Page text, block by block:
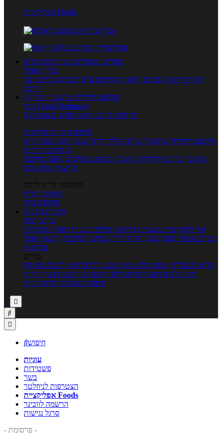
אפליקציית Foods
מוצרים ומאכלים מוצרים ומאכלים
מילון האוכל
תפריטי תזונה ערכים תזונתיים חיפוש ע"פ רכיבים מכילים הכי
הרבה
מחשבון קלוריות מחשבון קלוריות
מנוי FoodsDictionary
5 ימי ניסיון חינם - לחצו לפרטים נוספים
מחשבוני תזונה ובריאות
מחשבון קלוריות מחשבון שריפת קלוריות מחשבון דופק מטרה יחס
מותניים לירכיים
מחשבון BMI
מחשבון צריכת קלוריות מחשבון מינונים מומלצים
מחשבון אחוז שומן
מחשבוני הריון ולידה
מחשבון הריון
מחשבון ביוץ
כתבות כתבות
ערוצי תוכן
איך להכין בית ומשפחה בריאות מחלות ובעיות רפואה משלימה
ספורט וכושר גופני נשים, הריון ולידה טיפים והמלצות חדשות אוכל
ובריאות
טורים
בריאות בצלחת טעים ללא גלוטן טבעונות לבריאות לבשל כמו שף
תזונה לבטן רגועה מרזים ללא דיאטה מזיזים את הגוף הרזיה
ורפואה משלימה גורמה ביתי



חיפוש
עוגיות
פשטידות
בשר
הצטרפות לניוזלטר
אפליקציית Foods
הרשמה לוובינר
סרגל נגישות
- פרסומת -